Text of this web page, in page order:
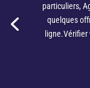
particuliers,
quelques